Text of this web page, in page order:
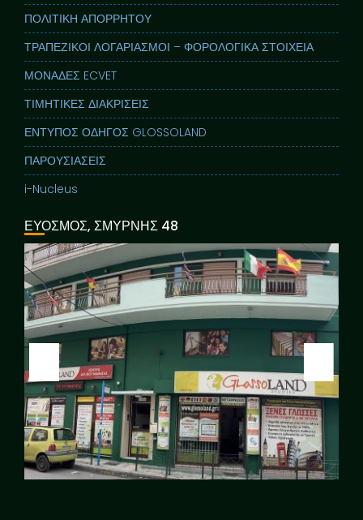
ΠΟΛΙΤΙΚΗ ΑΠΟΡΡΗΤΟΥ
ΤΡΑΠΕΖΙΚΟΙ ΛΟΓΑΡΙΑΣΜΟΙ – ΦΟΡΟΛΟΓΙΚΑ ΣΤΟΙΧΕΙΑ
ΜΟΝΑΔΕΣ ECVET
ΤΙΜΗΤΙΚΕΣ ΔΙΑΚΡΙΣΕΙΣ
ΕΝΤΥΠΟΣ ΟΔΗΓΟΣ GLOSSOLAND
ΠΑΡΟΥΣΙΑΣΕΙΣ
i-Nucleus
ΕΥΟΣΜΟΣ, ΣΜΥΡΝΗΣ 48